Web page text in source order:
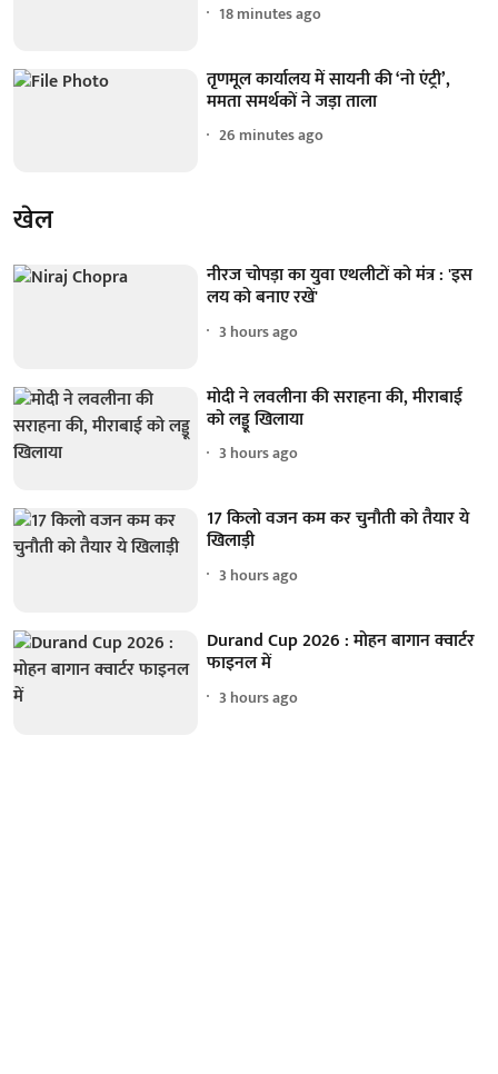
18 minutes ago
तृणमूल कार्यालय में सायनी की ‘नो एंट्री’,
ममता समर्थकों ने जड़ा ताला
26 minutes ago
खेल
नीरज चोपड़ा का युवा एथलीटों को मंत्र : 'इस
लय को बनाए रखें'
3 hours ago
मोदी ने लवलीना की सराहना की, मीराबाई
को लड्डू खिलाया
3 hours ago
17 किलो वजन कम कर चुनौती को तैयार ये
खिलाड़ी
3 hours ago
Durand Cup 2026 : मोहन बागान क्वार्टर
फाइनल में
3 hours ago